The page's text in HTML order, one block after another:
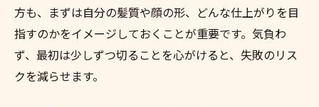
セルフカット成功の鍵となる前髪用ハサミ
の特徴
前髪切り方で失敗しないコームやピンの活
用法
方も、まずは自分の髪質や顔の形、どんな仕上がりを目
指すのかをイメージしておくことが重要です。気負わ
ず、最初は少しずつ切ることを心がけると、失敗のリス
クを減らせます。